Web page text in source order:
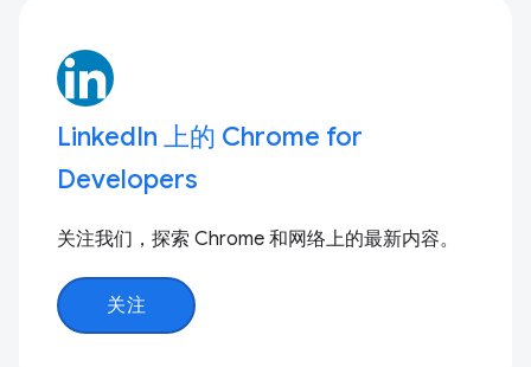
LinkedIn 上的 Chrome for
Developers
关注我们，探索 Chrome 和网络上的最新内容。
关注